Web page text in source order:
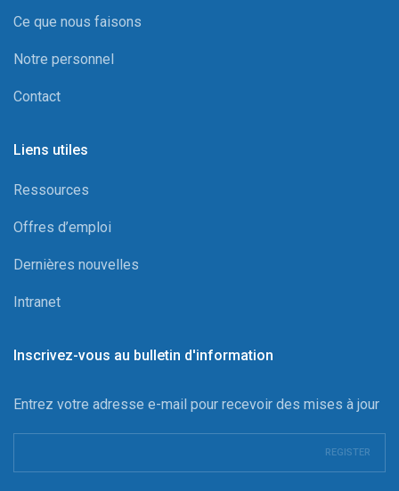
Ce que nous faisons
Notre personnel
Contact
Liens utiles
Ressources
Offres d’emploi
Dernières nouvelles
Intranet
Inscrivez-vous au bulletin d'information
Entrez votre adresse e-mail pour recevoir des mises à jour